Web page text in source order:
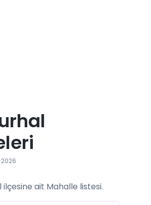
ait Mahalle listesi.